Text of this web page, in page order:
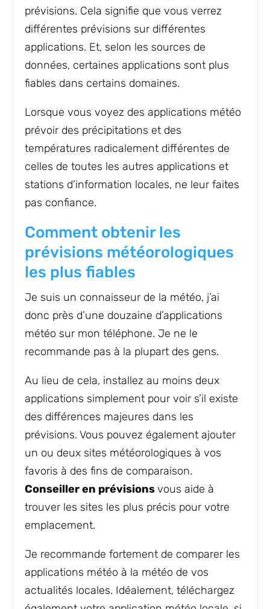
prévisions. Cela signifie que vous verrez
différentes prévisions sur différentes
applications. Et, selon les sources de
données, certaines applications sont plus
fiables dans certains domaines.
Lorsque vous voyez des applications météo
prévoir des précipitations et des
températures radicalement différentes de
celles de toutes les autres applications et
stations d’information locales, ne leur faites
pas confiance.
Comment obtenir les
prévisions météorologiques
les plus fiables
Je suis un connaisseur de la météo, j’ai
donc près d’une douzaine d’applications
météo sur mon téléphone. Je ne le
recommande pas à la plupart des gens.
Au lieu de cela, installez au moins deux
applications simplement pour voir s’il existe
des différences majeures dans les
prévisions. Vous pouvez également ajouter
un ou deux sites météorologiques à vos
favoris à des fins de comparaison.
Conseiller en prévisionsvous aide à
trouver les sites les plus précis pour votre
emplacement.
Je recommande fortement de comparer les
applications météo à la météo de vos
actualités locales. Idéalement, téléchargez